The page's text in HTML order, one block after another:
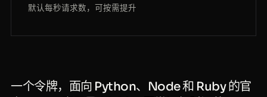
默认每秒请求数，可按需提升
一个令牌，面向 Python、Node 和 Ruby 的官